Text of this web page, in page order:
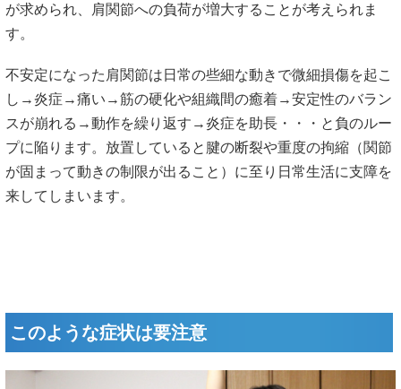
が求められ、肩関節への負荷が増大することが考えられま
す。
不安定になった肩関節は日常の些細な動きで微細損傷を起こ
し→炎症→痛い→筋の硬化や組織間の癒着→安定性のバラン
スが崩れる→動作を繰り返す→炎症を助長・・・と負のルー
プに陥ります。放置していると腱の断裂や重度の拘縮（関節
が固まって動きの制限が出ること）に至り日常生活に支障を
来してしまいます。
このような症状は要注意